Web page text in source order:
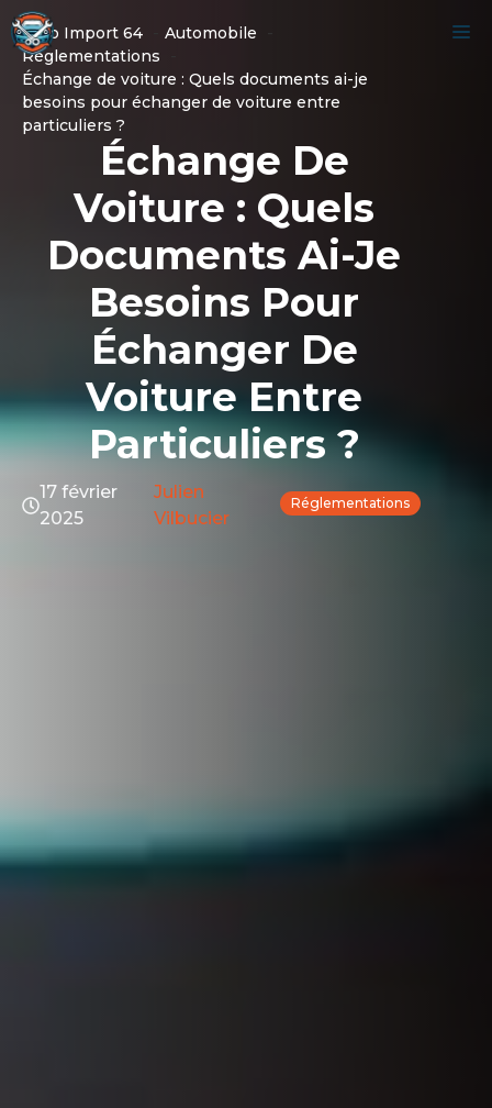
Aller
au
contenu
Auto Import 64
Automobile
Réglementations
Échange de voiture : Quels documents ai-je
besoins pour échanger de voiture entre
particuliers ?
Échange De
Voiture : Quels
Documents Ai-Je
Besoins Pour
Échanger De
Voiture Entre
Particuliers ?
17 février
2025
Julien
Vilbucier
Réglementations